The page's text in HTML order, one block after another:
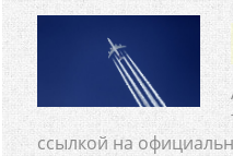
ссылкой на